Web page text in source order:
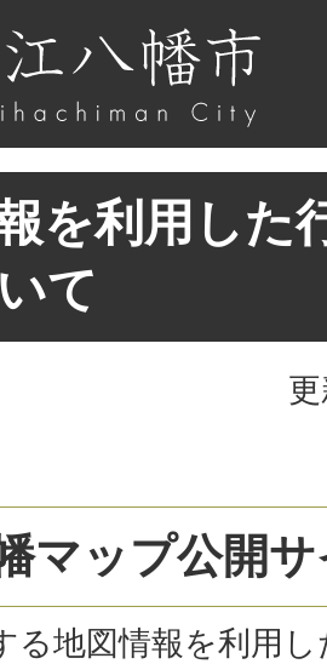
を利用した
て
マップ公開
る地図情報を利用